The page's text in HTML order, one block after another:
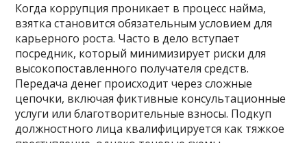
Когда коррупция проникает в процесс найма,
взятка становится обязательным условием для
карьерного роста. Часто в дело вступает
посредник, который минимизирует риски для
высокопоставленного получателя средств.
Передача денег происходит через сложные
цепочки, включая фиктивные консультационные
услуги или благотворительные взносы. Подкуп
должностного лица квалифицируется как тяжкое